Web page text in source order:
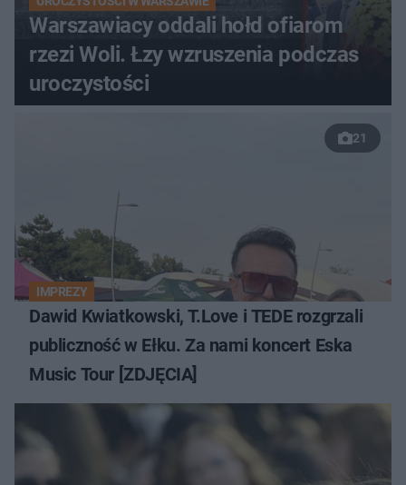
Warszawiacy oddali hołd ofiarom
rzezi Woli. Łzy wzruszenia podczas
uroczystości
21
IMPREZY
Dawid Kwiatkowski, T.Love i TEDE rozgrzali
publiczność w Ełku. Za nami koncert Eska
Music Tour [ZDJĘCIA]